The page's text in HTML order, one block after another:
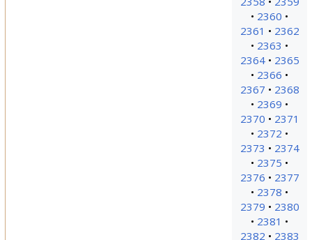
2360
2361
2362
2363
2364
2365
2366
2367
2368
2369
2370
2371
2372
2373
2374
2375
2376
2377
2378
2379
2380
2381
2382
2383